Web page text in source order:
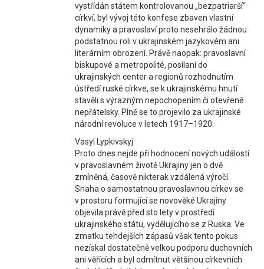
vystřídán státem kontrolovanou „bezpatriarší“
církví, byl vývoj této konfese zbaven vlastní
dynamiky a pravoslaví proto nesehrálo žádnou
podstatnou roli v ukrajinském jazykovém ani
literárním obrození. Právě naopak: pravoslavní
biskupové a metropolité, posílaní do
ukrajinských center a regionů rozhodnutím
ústředí ruské církve, se k ukrajinskému hnutí
stavěli s výrazným nepochopením či otevřeně
nepřátelsky. Plně se to projevilo za ukrajinské
národní revoluce v letech 1917–1920.
Vasyl Lypkivskyj
Proto dnes nejde při hodnocení nových událostí
v pravoslavném životě Ukrajiny jen o dvě
zmíněná, časově nikterak vzdálená výročí.
Snaha o samostatnou pravoslavnou církev se
v prostoru formující se novověké Ukrajiny
objevila právě před sto lety v prostředí
ukrajinského státu, vydělujícího se z Ruska. Ve
zmatku tehdejších zápasů však tento pokus
nezískal dostatečně velkou podporu duchovních
ani věřících a byl odmítnut většinou církevních